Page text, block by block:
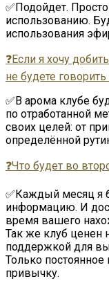
✅Подойдет.
использованию.
использования
❓Если я хочу
не будете
✅В арома клубе
по отработанной
своих целей: от
определённой
❓Что будет во
✅Каждый месяц я
информацию. И
время вашего
Так же клуб ценен
поддержкой для
Только
привычку.